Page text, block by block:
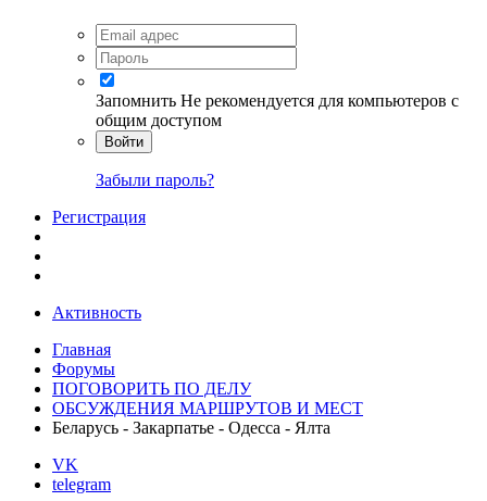
Запомнить Не рекомендуется для компьютеров с
общим доступом
Войти
Забыли пароль?
Регистрация
Активность
Главная
Форумы
ПОГОВОРИТЬ ПО ДЕЛУ
ОБСУЖДЕНИЯ МАРШРУТОВ И МЕСТ
Беларусь - Закарпатье - Одесса - Ялта
VK
telegram